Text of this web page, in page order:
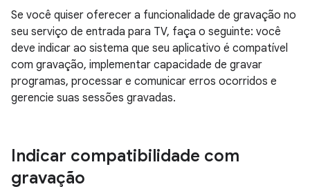
Se você quiser oferecer a funcionalidade de gravação no
seu serviço de entrada para TV, faça o seguinte: você
deve indicar ao sistema que seu aplicativo é compatível
com gravação, implementar capacidade de gravar
programas, processar e comunicar erros ocorridos e
gerencie suas sessões gravadas.
Indicar compatibilidade com
gravação